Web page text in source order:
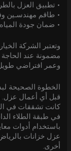
• تطبيق العزل
• طاقم مهندسـين
• ضمان جودة
وتعتبر الشركة
مضمونة عند
وعمر افتراضي
الخطوة الصحيحة
قبل أي أعمال عزل.
كانت تشققات في
في طبقة الطلاء
باستخدام أدوات
عزل خزانات
أخرى.